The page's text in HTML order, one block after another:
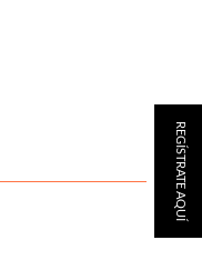
REGÍSTRATE AQUÍ